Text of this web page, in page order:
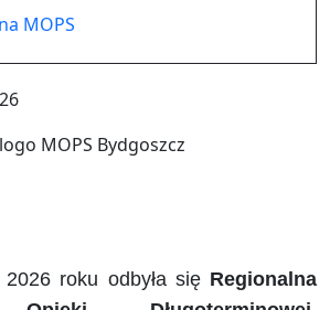
roku odbyła się Regionalna
MOPS